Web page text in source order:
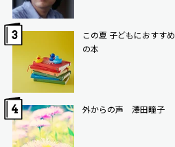
この夏 子どもにおすすめ
の本
外からの声 澤田瞳子